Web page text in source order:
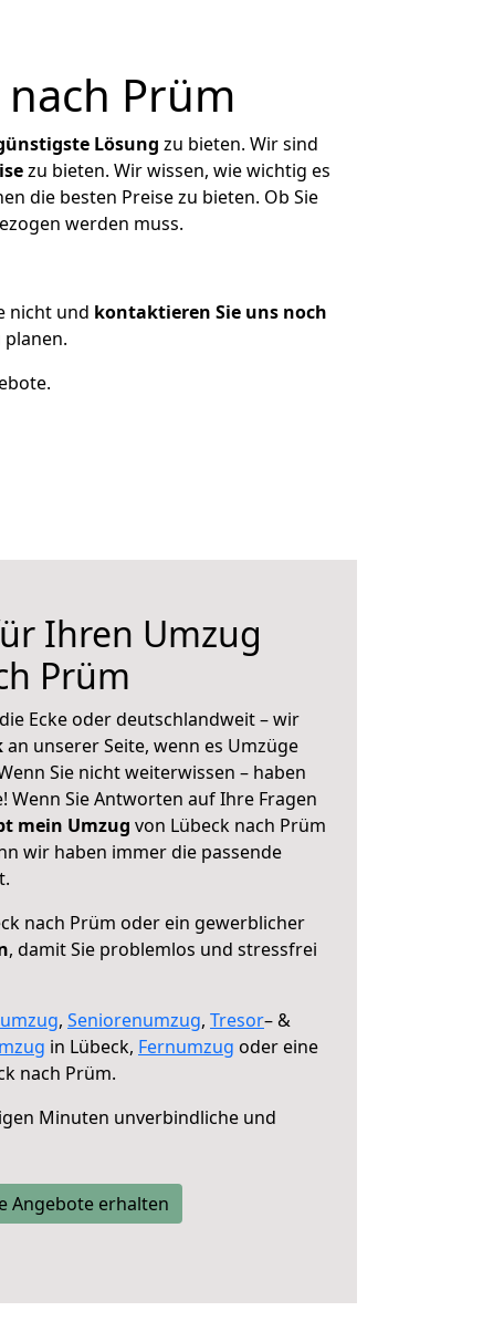
Prüm
Lösung zu bieten. Wir sind
zu bieten. Wir wissen, wie wichtig es
die besten Preise zu bieten. Ob Sie
werden muss.
nicht und kontaktieren Sie uns noch
Ihren Umzug
Prüm
Ecke oder deutschlandweit – wir
an unserer Seite, wenn es Umzüge
Sie nicht weiterwissen – haben
Wenn Sie Antworten auf Ihre Fragen
mein Umzug von Lübeck nach Prüm
wir haben immer die passende
nach Prüm oder ein gewerblicher
, damit Sie problemlos und stressfrei
, Seniorenumzug, Tresor– &
in Lübeck, Fernumzug oder eine
nach Prüm.
Minuten unverbindliche und
Angebote erhalten